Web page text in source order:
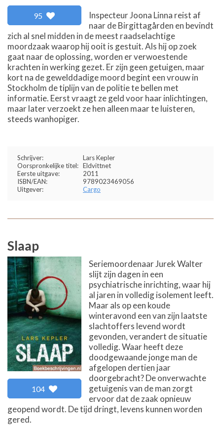
95
Inspecteur Joona Linna reist af
naar de Birgittagården en bevindt
zich al snel midden in de meest raadselachtige
moordzaak waarop hij ooit is gestuit. Als hij op zoek
gaat naar de oplossing, worden er verwoestende
krachten in werking gezet. Er zijn geen getuigen, maar
kort na de gewelddadige moord begint een vrouw in
Stockholm de tiplijn van de politie te bellen met
informatie. Eerst vraagt ze geld voor haar inlichtingen,
maar later verzoekt ze hen alleen maar te luisteren,
steeds wanhopiger.
Schrijver:
Lars Kepler
Oorspronkelijke titel: Eldvittnet
Eerste uitgave:
2011
ISBN/EAN:
9789023469056
Uitgever:
Cargo
Slaap
104
Seriemoordenaar Jurek Walter
slijt zijn dagen in een
psychiatrische inrichting, waar hij
al jaren in volledig isolement leeft.
Maar als op een koude
winteravond een van zijn laatste
slachtoffers levend wordt
gevonden, verandert de situatie
volledig. Waar heeft deze
doodgewaande jonge man de
afgelopen dertien jaar
doorgebracht? De onverwachte
getuigenis van de man zorgt
ervoor dat de zaak opnieuw
geopend wordt. De tijd dringt, levens kunnen worden
gered.